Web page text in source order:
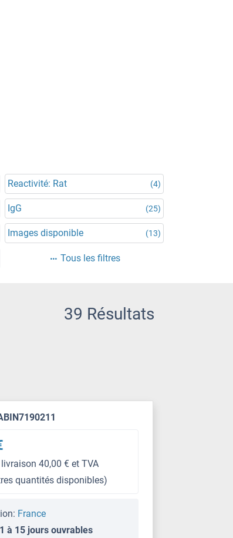
Reactivité: Rat (4)
IgG (25)
Images disponible (13)
Tous les filtres
39 Résultats
40,00 € et TVA
quantités disponibles)
France
à 15 jours ouvrables